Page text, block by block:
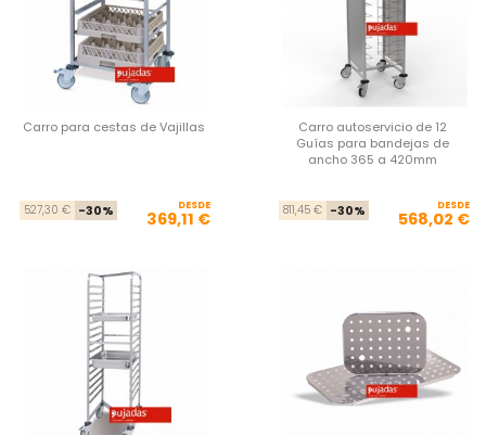
Carro para cestas de Vajillas
Precio base
527,30 € -30% Precio
DESDE
369,11 €
Carro autoservicio de 12
Guías para bandejas de
ancho 365 a 420mm
811,45 € -30% DESDE
568,02 €